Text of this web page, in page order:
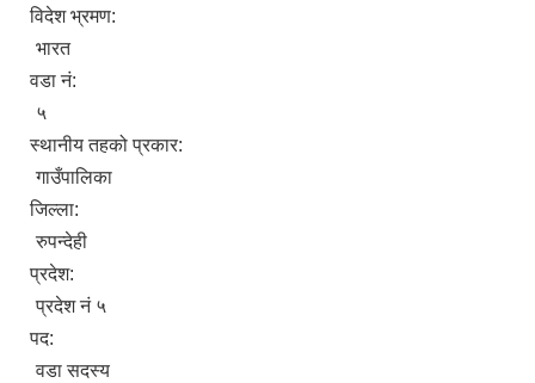
विदेश भ्रमण:
भारत
वडा नं:
५
स्थानीय तहको प्रकार:
गाउँपालिका
जिल्ला:
रुपन्देही
प्रदेश:
प्रदेश नं ५
पद:
वडा सदस्य